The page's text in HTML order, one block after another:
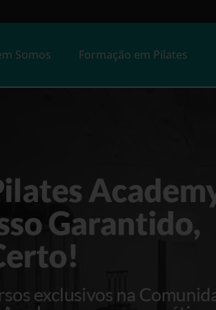
Somos Formação em Pilates